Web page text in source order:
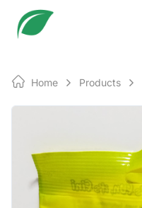
Home Products